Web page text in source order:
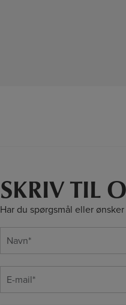
SKRIV TIL
Har du spørgsmål eller
mail